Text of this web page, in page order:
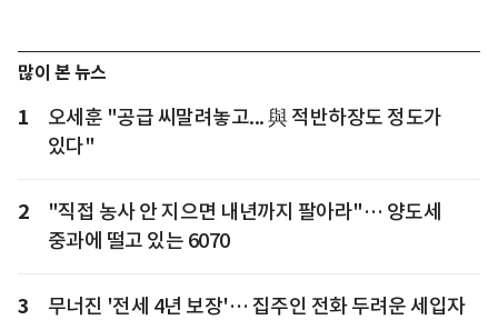
많이 본 뉴스
1
오세훈 "공급 씨말려놓고... 與 적반하장도 정도가
있다"
2
"직접 농사 안 지으면 내년까지 팔아라"… 양도세
중과에 떨고 있는 6070
3 무너진 '전세 4년 보장'… 집주인 전화 두려운 세입자